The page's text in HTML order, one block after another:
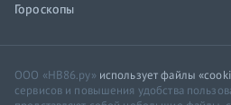
Гороскопы
ООО «НВ86.ру» использует файлы
сервисов и повышения удобства